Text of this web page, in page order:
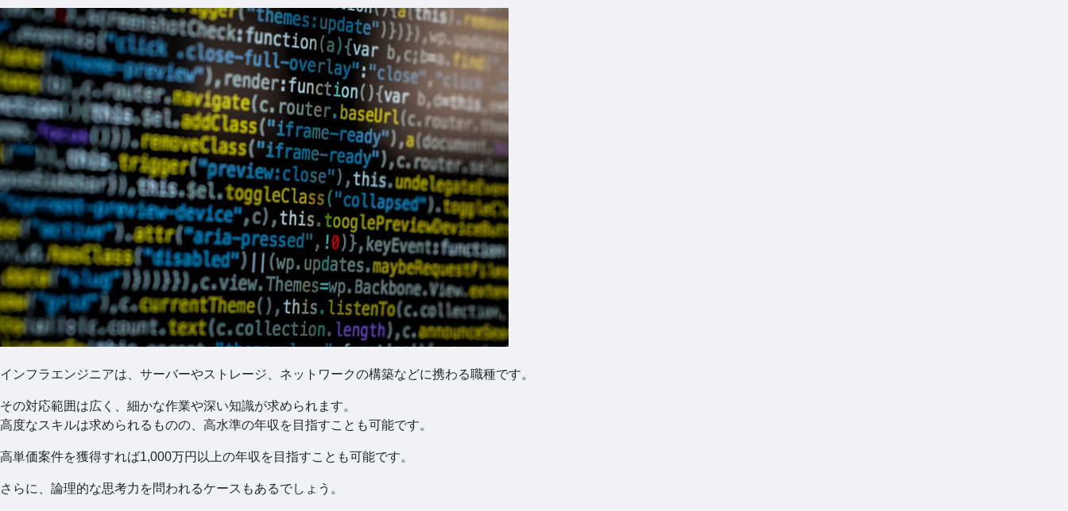
​インフラエンジニアは、サーバーやストレージ、ネットワークの構築などに携わる職種です。
その対応範囲は広く、細かな作業や深い知識が求められます。
高度なスキルは求められるものの、高水準の年収を目指すことも可能です。
高単価案件を獲得すれば1,000万円以上の年収を目指すことも可能です。
さらに、論理的な思考力を問われるケースもあるでしょう。